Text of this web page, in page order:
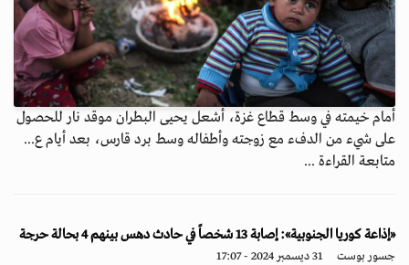
أمام خيمته في وسط قطاع غزة، أشعل يحيى البطران موقد نار للحصول
على شيء من الدفء مع زوجته وأطفاله وسط برد قارس، بعد أيام ع...
متابعة القراءة ...
«إذاعة كوريا الجنوبية»: إصابة 13 شخصاً في حادث دهس بينهم 4 بحالة حرجة
جسور بوست 31 ديسمبر 2024 - 17:07